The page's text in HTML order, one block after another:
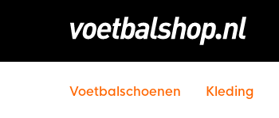
Voetbalschoenen Kleding